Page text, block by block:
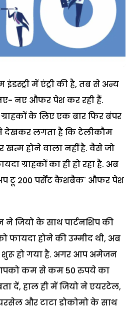
में एंट्री की है, तब से अन्य
नए औफर पेश कर रही हैं.
के लिए एक बार फिर बंपर
देखकर लगता है कि टेलीकौम
खत्म होने वाला नहीं है. वैसे जो
ग्राहकों का ही हो रहा है. अब
टू 200 पर्सेंट कैशबैक' औफर पेश
के साथ पार्टनशिप की
फायदा होने की उम्मीद थी, अब
शुरू हो गया है. अगर आप अमेजन
आपको कम से कम 50 रुपये का
दें, हाल ही में जियो ने एयरटेल,
और टाटा डोकोमो के साथ